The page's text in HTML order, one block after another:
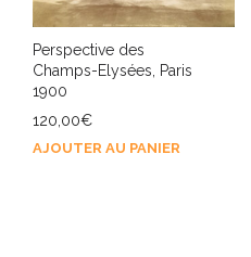
Perspective des
Champs-Elysées, Paris
1900
120,00€
AJOUTER AU PANIER